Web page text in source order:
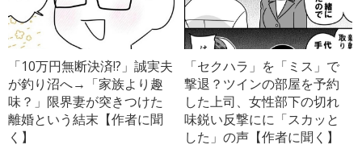
「10万円無断決済!?」誠実夫
が釣り沼へ→「家族より趣
味？」限界妻が突きつけた
離婚という結末【作者に聞
く】
「セクハラ」を「ミス」で
撃退？ツインの部屋を予約
した上司、女性部下の切れ
味鋭い反撃にに「スカッと
した」の声【作者に聞く】